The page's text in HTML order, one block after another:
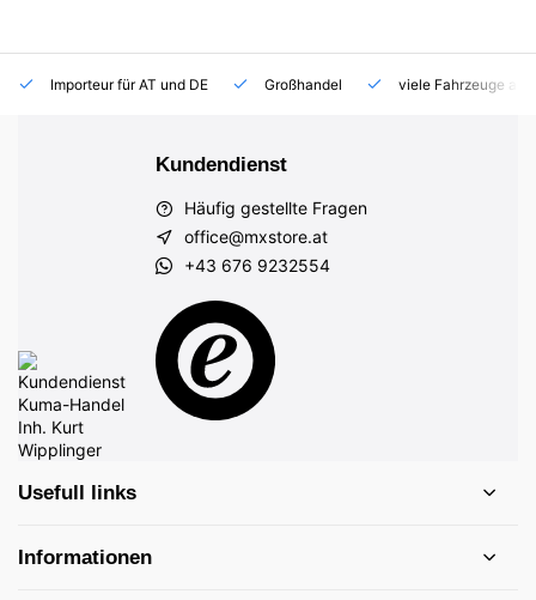
Importeur für AT und DE Großhandel viele Fahrzeuge auf
Kundendienst
Häufig gestellte Fragen
office@mxstore.at
+43 676 9232554
Usefull links
Informationen